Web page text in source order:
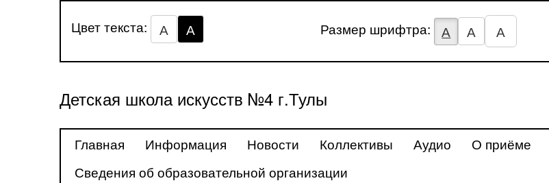
Цвет текста: А А Размер шрифтра: А А А
Детская школа искусств №4 г.Тулы
Главная Информация Новости Коллективы Аудио О приёме
Сведения об образовательной организации